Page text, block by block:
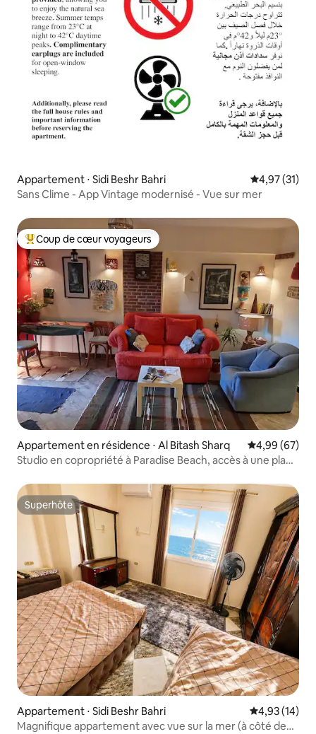
Appartement ⋅ Sidi Beshr Bahri Évaluation
4,97 (31)
Sans Clime - App Vintage modernisé - Vue sur mer
Coups de cœur voyageurs les plus appréciés
Coup de cœur voyageurs
Appartement en résidence ⋅ Al Bitash Sharq Évaluation
4,99 (67)
Studio en copropriété à Paradise Beach, accès à une plage
Superhôte
Superhôte
Appartement ⋅ Sidi Beshr Bahri Évaluation
4,93 (14)
Magnifique appartement avec vue sur la mer (à côté de